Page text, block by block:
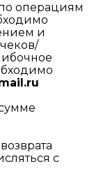
операциям
и
с